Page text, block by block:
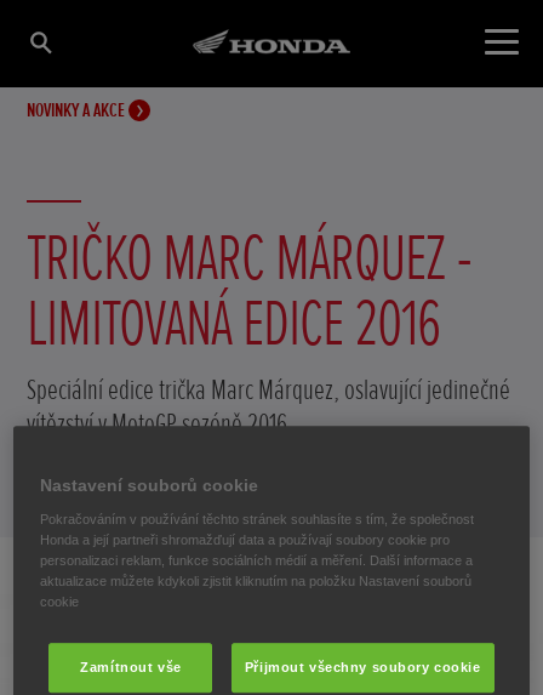
NOVINKY A AKCE
TRIČKO MARC MÁRQUEZ -
LIMITOVANÁ EDICE 2016
Speciální edice trička Marc Márquez, oslavující jedinečné
vítězství v MotoGP sezóně 2016.
14. listopadu 2016
Nastavení souborů cookie
Pokračováním v používání těchto stránek souhlasíte s tím, že společnost
Honda a její partneři shromažďují data a používají soubory cookie pro
personalizaci reklam, funkce sociálních médií a měření. Další informace a
aktualizace můžete kdykoli zjistit kliknutím na položku Nastavení souborů
cookie
Zamítnout vše Přijmout všechny soubory cookie